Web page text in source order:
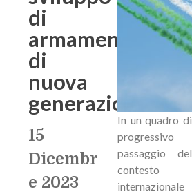
di
armamenti
di
nuova
generazione
15
Dicembr
e 2023
In un quadro di
progressivo
passaggio del
contesto
internazionale